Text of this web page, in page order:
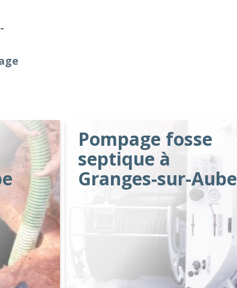
Pompage fosse
septique à
Granges-sur-Aube